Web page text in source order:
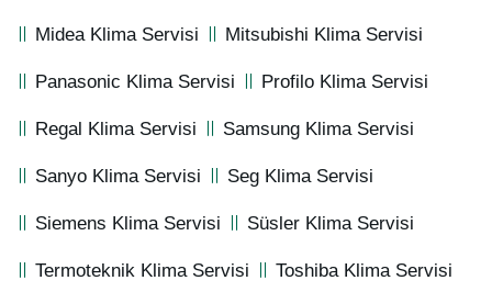
Midea Klima Servisi Mitsubishi Klima Servisi
Panasonic Klima Servisi Profilo Klima Servisi
Regal Klima Servisi Samsung Klima Servisi
Sanyo Klima Servisi Seg Klima Servisi
Siemens Klima Servisi Süsler Klima Servisi
Termoteknik Klima Servisi Toshiba Klima Servisi